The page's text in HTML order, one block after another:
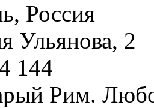
Россия
Ульянова, 2
144
Рим.